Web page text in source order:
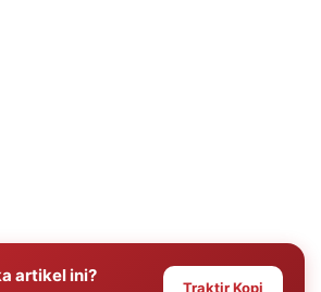
artikel ini?
Traktir Kopi